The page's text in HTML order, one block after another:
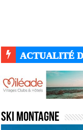
ACTUALITÉ
Ski Montagne